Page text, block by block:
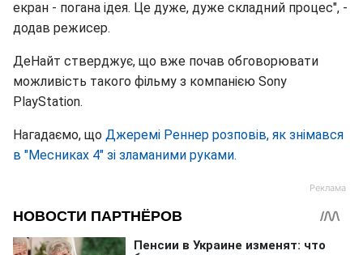
екран - погана ідея. Це дуже, дуже складний процес", -
додав режисер.
ДеНайт стверджує, що вже почав обговорювати
можливість такого фільму з компанією Sony
PlayStation.
Нагадаємо, що Джеремі Реннер розповів, як знімався
в "Месниках 4" зі зламаними руками.